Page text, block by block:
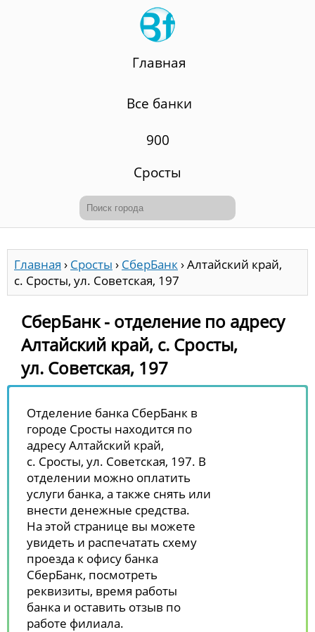
Главная
Все банки
900
Сросты
Главная › Сросты › СберБанк›Алтайский край,
с. Сросты, ул. Советская, 197
СберБанк - отделение по адресу
Алтайский край, с. Сросты,
ул. Советская, 197
Отделение банка СберБанк в
городе Сросты находится по
адресу Алтайский край,
с. Сросты, ул. Советская, 197. В
отделении можно оплатить
услуги банка, а также снять или
внести денежные средства.
На этой странице вы можете
увидеть и распечатать схему
проезда к офису банка
СберБанк, посмотреть
реквизиты, время работы
банка и оставить отзыв по
работе филиала.